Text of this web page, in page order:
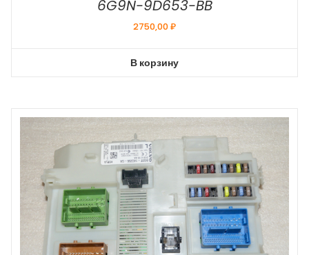
6G9N-9D653-BB
2750,00₽
В корзину